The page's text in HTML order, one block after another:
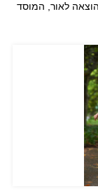
לאור, המוסד